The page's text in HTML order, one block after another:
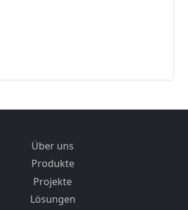
Über uns
Produkte
Projekte
Lösungen